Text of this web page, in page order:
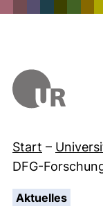
Start –
DFG-
Aktuelles: